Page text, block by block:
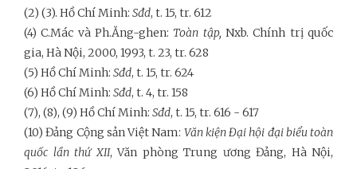
(2) (3). Hồ Chí Minh: Sđd, t. 15, tr. 612
(4) C.Mác và Ph.Ăng-ghen: Toàn tập, Nxb. Chính trị quốc
gia, Hà Nội, 2000, 1993, t. 23, tr. 628
(5) Hồ Chí Minh: Sđd, t. 15, tr. 624
(6) Hồ Chí Minh: Sđd, t. 4, tr. 158
(7), (8), (9) Hồ Chí Minh: Sđd, t. 15, tr. 616 - 617
(10) Đảng Cộng sản Việt Nam: Văn kiện Đại hội đại biểu toàn
quốc lần thứ XII, Văn phòng Trung ương Đảng, Hà Nội,